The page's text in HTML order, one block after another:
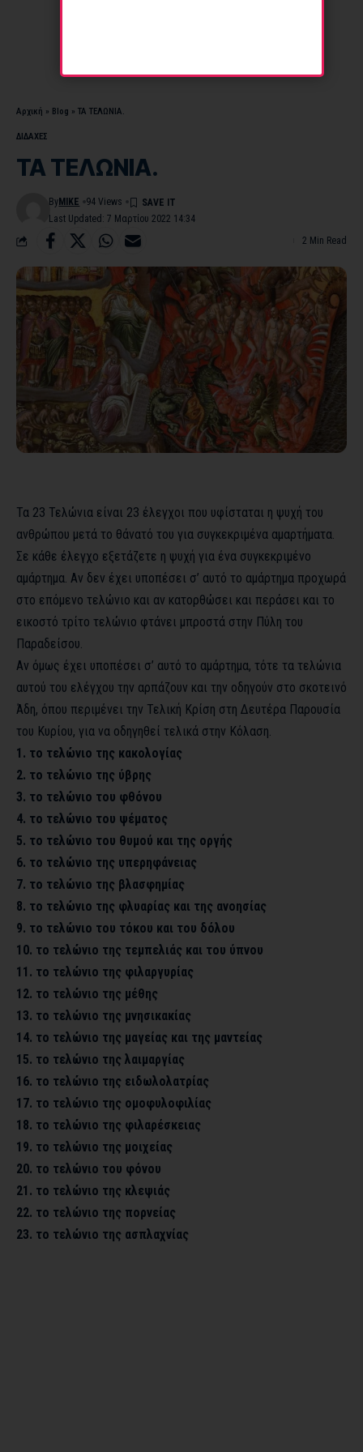
Αρχική » Blog » ΤΑ ΤΕΛΩΝΙΑ.
ΔΙΔΑΧΕΣ
ΤΑ ΤΕΛΩΝΙΑ.
Last Updated: 7 Μαρτίου 2022 14:34
By MIKE 94 Views
2 Min Read
Τα 23 Τελώνια είναι 23 έλεγχοι που υφίσταται η ψυχή του
ανθρώπου μετά το θάνατό του για συγκεκριμένα αμαρτήματα.
Σε κάθε έλεγχο εξετάζετε η ψυχή για ένα συγκεκριμένο
αμάρτημα. Αν δεν έχει υποπέσει σ’ αυτό το αμάρτημα προχωρά
στο επόμενο τελώνιο και αν κατορθώσει και περάσει και το
εικοστό τρίτο τελώνιο φτάνει μπροστά στην Πύλη του
Παραδείσου.
Αν όμως έχει υποπέσει σ’ αυτό το αμάρτημα, τότε τα τελώνια
αυτού του ελέγχου την αρπάζουν και την οδηγούν στο σκοτεινό
Άδη, όπου περιμένει την Τελική Κρίση στη Δευτέρα Παρουσία
του Κυρίου, για να οδηγηθεί τελικά στην Κόλαση.
1. το τελώνιο της κακολογίας
2. το τελώνιο της ύβρης
3. το τελώνιο του φθόνου
4. το τελώνιο του ψέματος
5. το τελώνιο του θυμού και της οργής
6. το τελώνιο της υπερηφάνειας
7. το τελώνιο της βλασφημίας
8. το τελώνιο της φλυαρίας και της ανοησίας
9. το τελώνιο του τόκου και του δόλου
10. το τελώνιο της τεμπελιάς και του ύπνου
11. το τελώνιο της φιλαργυρίας
12. το τελώνιο της μέθης
13. το τελώνιο της μνησικακίας
14. το τελώνιο της μαγείας και της μαντείας
15. το τελώνιο της λαιμαργίας
16. το τελώνιο της ειδωλολατρίας
17. το τελώνιο της ομοφυλοφιλίας
18. το τελώνιο της φιλαρέσκειας
19. το τελώνιο της μοιχείας
20. το τελώνιο του φόνου
21. το τελώνιο της κλεψιάς
22. το τελώνιο της πορνείας
23. το τελώνιο της ασπλαχνίας